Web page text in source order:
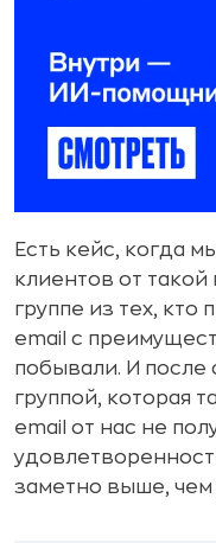
Есть кейс, когда
клиентов от
группе из тех, кто
email с
побывали. И после
группой, которая
email от нас не
заметно выше, чем